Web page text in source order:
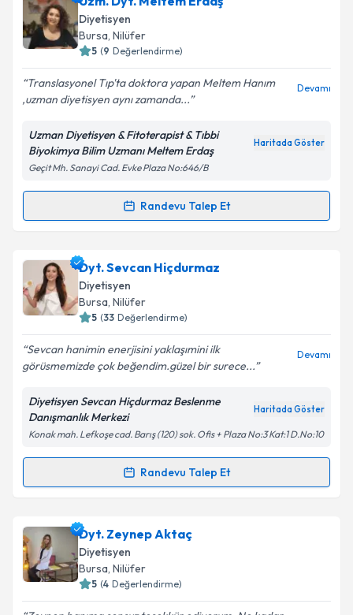
Takvim Talebini Gönder
Dyt. Deniz Meriçiçin randevu takvimi talebi
oluşturun. Size bu uzmandan randevu almanız için bir
takvim hazırlandığında e-posta ile bilgilendireceğiz.
E-posta Adresiniz
Kişisel verilerimin işlenmesine ilişkin
Aydınlatma
Metni'ni okudum ve kişisel verilerimin belirtilen
Uzm. Dyt. Meltem Erdaş
Diyetisyen
Bursa, Nilüfer
( Değerlendirme)
Translasyonel Tıp'ta doktora yapan Meltem Hanım
,uzman diyetisyen aynı zamanda...
Uzman Diyetisyen & Fitoterapist & Tıbbi
Biyokimya Bilim Uzmanı Meltem Erdaş
Geçit Mh. Sanayi Cad. Evke Plaza No:646/B
Randevu Talep Et
Randevu Takvimi Talebi
Uzm. Dyt. Meltem Erdaşiçin randevu takvimi talebi
oluşturun. Size bu uzmandan randevu almanız için bir
takvim hazırlandığında e-posta ile bilgilendireceğiz.
E-posta Adresiniz
Kişisel verilerimin işlenmesine ilişkin
Aydınlatma
Metni'ni okudum ve kişisel verilerimin belirtilen
Dyt. Sevcan Hiçdurmaz
Diyetisyen
Bursa, Nilüfer
( Değerlendirme)
Sevcan hanimin enerjisini yaklaşımini ilk
görüsmemizde çok beğendim.güzel bir surece...
Diyetisyen Sevcan Hiçdurmaz Beslenme
Danışmanlık Merkezi
Konak mah. Lefkoşe cad. Barış (120) sok. Ofis + Plaza No:3 Kat:1 D.No:10
Randevu Talep Et
Randevu Takvimi Talebi
Dyt. Sevcan Hiçdurmaziçin randevu takvimi talebi
oluşturun. Size bu uzmandan randevu almanız için bir
takvim hazırlandığında e-posta ile bilgilendireceğiz.
E-posta Adresiniz
Dyt. Zeynep Aktaç
Diyetisyen
Bursa, Nilüfer
( Değerlendirme)